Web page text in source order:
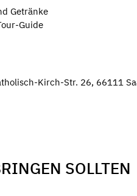
Getränke
Guide
Kirch-Str. 26, 66111
SOLLTEN